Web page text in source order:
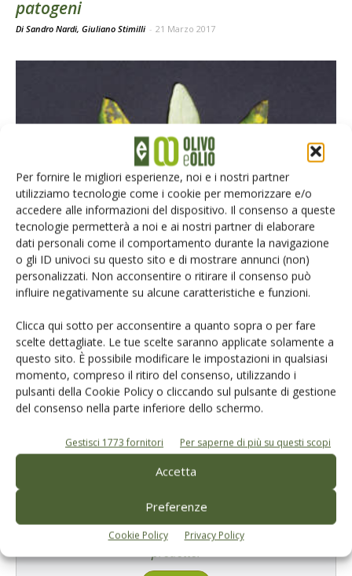
Per fornire le migliori esperienze, noi e i nostri partner
utilizziamo tecnologie come i cookie per memorizzare e/o
accedere alle informazioni del dispositivo. Il consenso a queste
tecnologie permetterà a noi e ai nostri partner di elaborare
dati personali come il comportamento durante la navigazione
o gli ID univoci su questo sito e di mostrare annunci (non)
personalizzati. Non acconsentire o ritirare il consenso può
influire negativamente su alcune caratteristiche e funzioni.
Clicca qui sotto per acconsentire a quanto sopra o per fare
scelte dettagliate. Le tue scelte saranno applicate solamente a
questo sito. È possibile modificare le impostazioni in qualsiasi
momento, compreso il ritiro del consenso, utilizzando i
pulsanti della Cookie Policy o cliccando sul pulsante di gestione
del consenso nella parte inferiore dello schermo.
Gestisci 1773 fornitori Per saperne di più su questi scopi
Accetta
Preferenze
Cookie Policy Privacy Policy
patogeni
Di Sandro Nardi, Giuliano Stimilli - 21 Marzo 2017
AGROFARMACI - DIFESA
Dopo un inverno mite attenzione all’occhio
di pavone
Di Riccardo Bugiani e Massimo Bariselli - 11 Giugno 2016
E-magazine
Tecniche, prodotti e servizi dalle aziende
Catalogo Aziende e Prodotti
Un modo semplice per cercare un'azienda o un